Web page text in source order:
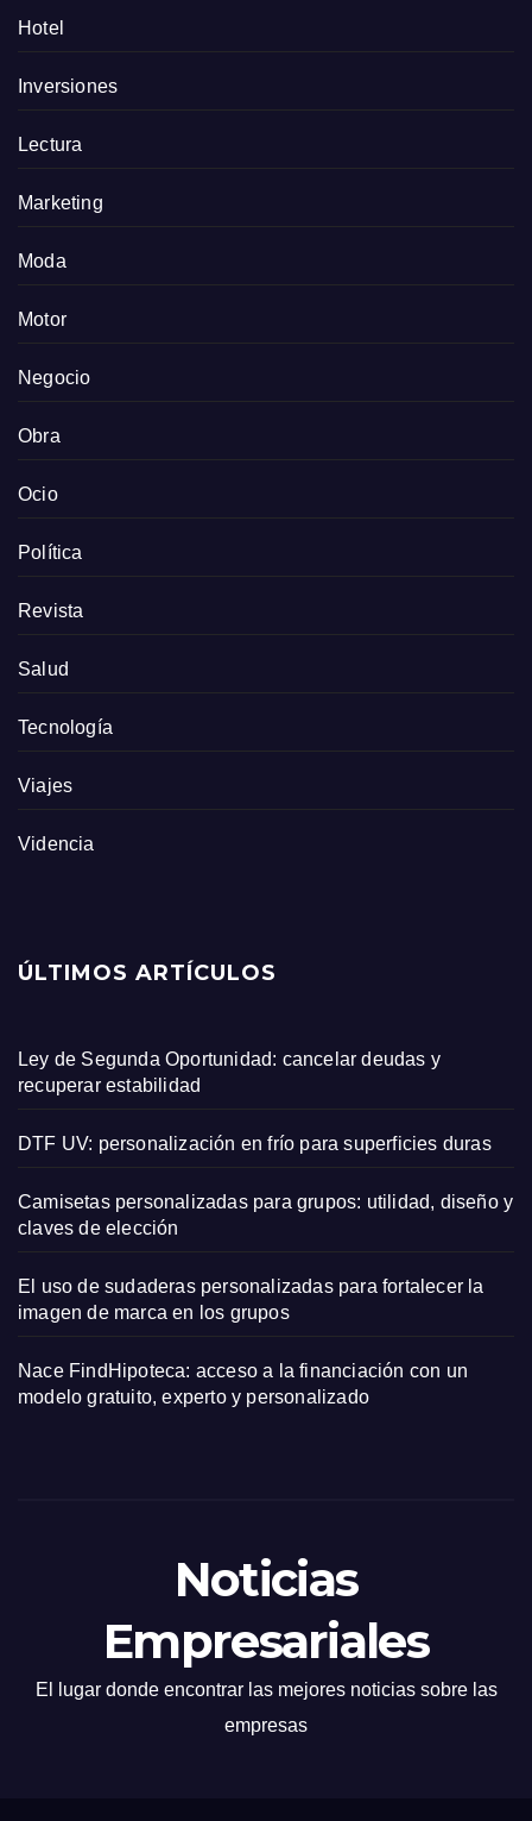
Hotel
Inversiones
Lectura
Marketing
Moda
Motor
Negocio
Obra
Ocio
Política
Revista
Salud
Tecnología
Viajes
Videncia
ÚLTIMOS ARTÍCULOS
Ley de Segunda Oportunidad: cancelar deudas y
recuperar estabilidad
DTF UV: personalización en frío para superficies duras
Camisetas personalizadas para grupos: utilidad, diseño y
claves de elección
El uso de sudaderas personalizadas para fortalecer la
imagen de marca en los grupos
Nace FindHipoteca: acceso a la financiación con un
modelo gratuito, experto y personalizado
Noticias
Empresariales
El lugar donde encontrar las mejores noticias sobre las
empresas